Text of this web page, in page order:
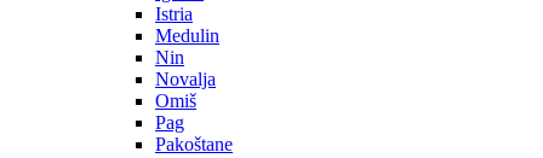
Istria
Medulin
Nin
Novalja
Omiš
Pag
Pakoštane